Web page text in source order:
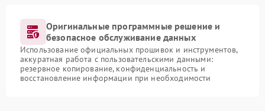
Оригинальные программные решение и
безопасное обслуживание данных
Использование официальных прошивок и инструментов,
аккуратная работа с пользовательскими данными:
резервное копирование, конфиденциальность и
восстановление информации при необходимости